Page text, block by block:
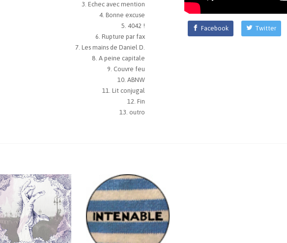
Echec avec mention
Bonne excuse
4042 !
Rupture par fax
Les mains de Daniel D.
A peine capitale
Couvre feu
ABNW
Lit conjugal
Fin
outro
Facebook Twitter